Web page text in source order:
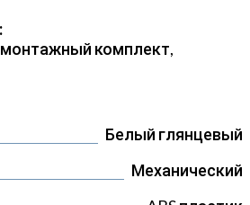
комплект,
Белый глянцевый
Механический